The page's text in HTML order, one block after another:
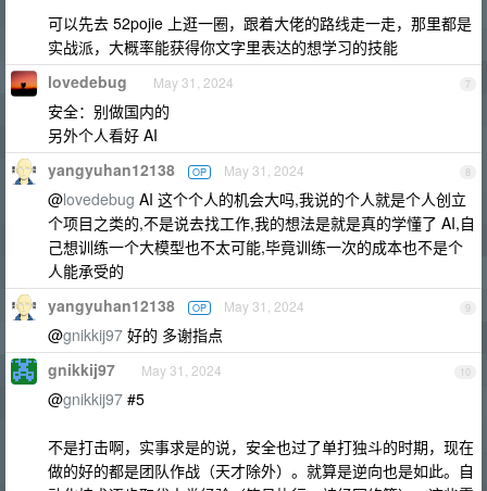
可以先去 52pojie 上逛一圈，跟着大佬的路线走一走，那里都是
实战派，大概率能获得你文字里表达的想学习的技能
7
lovedebug May 31, 2024
安全：别做国内的
另外个人看好 AI
8
yangyuhan12138 OP May 31, 2024
@lovedebug AI 这个个人的机会大吗,我说的个人就是个人创立
个项目之类的,不是说去找工作,我的想法是就是真的学懂了 AI,自
己想训练一个大模型也不太可能,毕竟训练一次的成本也不是个
人能承受的
9
yangyuhan12138 OP May 31, 2024
@gnikkij97 好的 多谢指点
10
gnikkij97 May 31, 2024
@gnikkij97 #5
不是打击啊，实事求是的说，安全也过了单打独斗的时期，现在
做的好的都是团队作战（天才除外）。就算是逆向也是如此。自